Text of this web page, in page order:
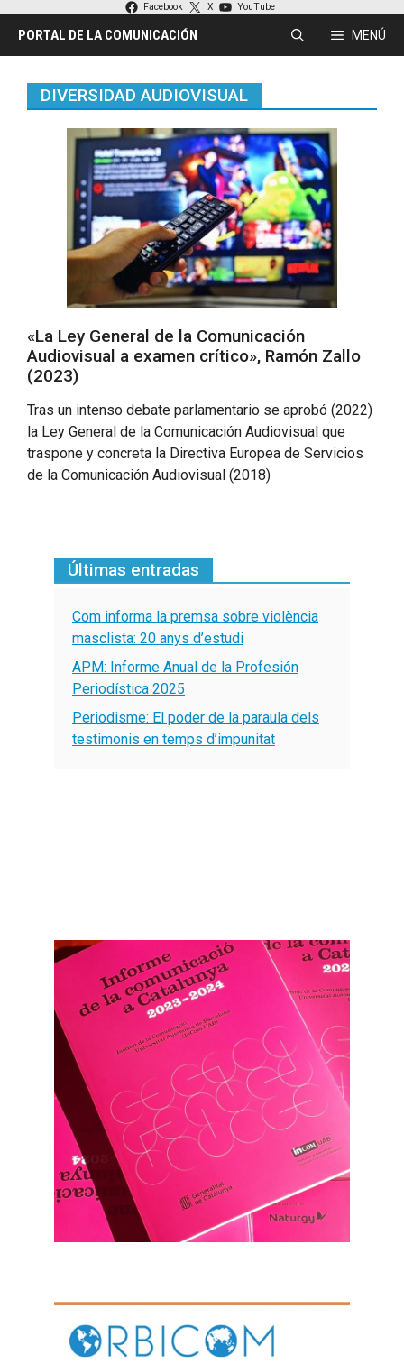
contenido
Facebook X YouTube
PORTAL DE LA COMUNICACIÓN MENÚ
DIVERSIDAD AUDIOVISUAL
«La Ley General de la Comunicación
Audiovisual a examen crítico», Ramón Zallo
(2023)
Tras un intenso debate parlamentario se aprobó (2022)
la Ley General de la Comunicación Audiovisual que
traspone y concreta la Directiva Europea de Servicios
de la Comunicación Audiovisual (2018)
Últimas entradas
Com informa la premsa sobre violència
masclista: 20 anys d’estudi
APM: Informe Anual de la Profesión
Periodística 2025
Periodisme: El poder de la paraula dels
testimonis en temps d’impunitat